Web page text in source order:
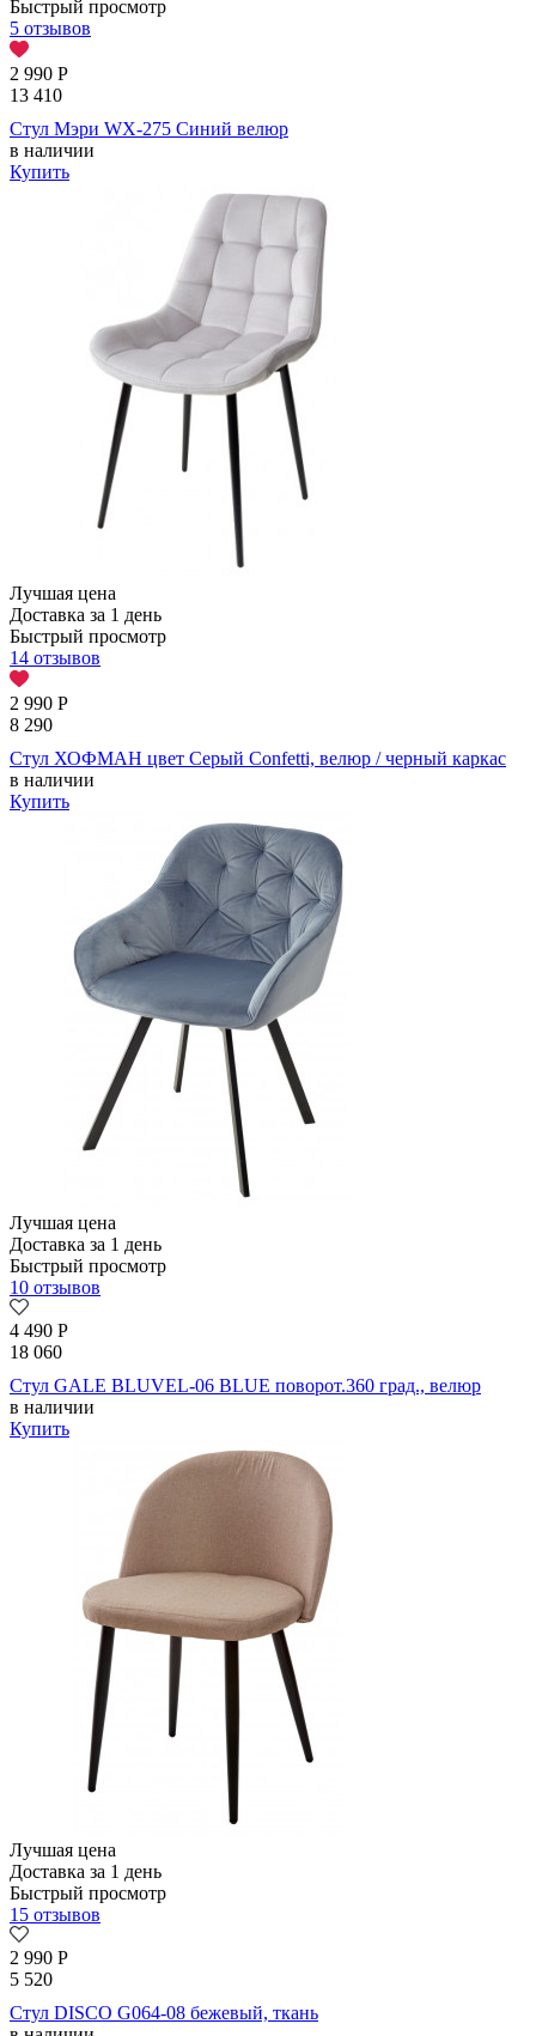
Быстрый просмотр
5 отзывов
2 990 Р
13 410
Стул Мэри WX-275 Синий велюр
в наличии
Купить
Лучшая цена
Доставка за 1 день
Быстрый просмотр
14 отзывов
2 990 Р
8 290
Стул ХОФМАН цвет Серый Confetti, велюр / черный каркас
в наличии
Купить
Лучшая цена
Доставка за 1 день
Быстрый просмотр
10 отзывов
4 490 Р
18 060
Стул GALE BLUVEL-06 BLUE поворот.360 град., велюр
в наличии
Купить
Лучшая цена
Доставка за 1 день
Быстрый просмотр
15 отзывов
2 990 Р
5 520
Стул DISCO G064-08 бежевый, ткань